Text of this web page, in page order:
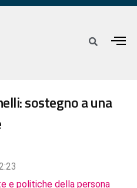
sostegno a una
e politiche della persona